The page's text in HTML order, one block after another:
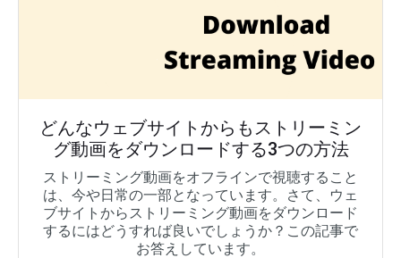
どんなウェブサイトからもストリーミン
グ動画をダウンロードする3つの方法
ストリーミング動画をオフラインで視聴すること
は、今や日常の一部となっています。さて、ウェ
ブサイトからストリーミング動画をダウンロード
するにはどうすれば良いでしょうか？この記事で
お答えしています。